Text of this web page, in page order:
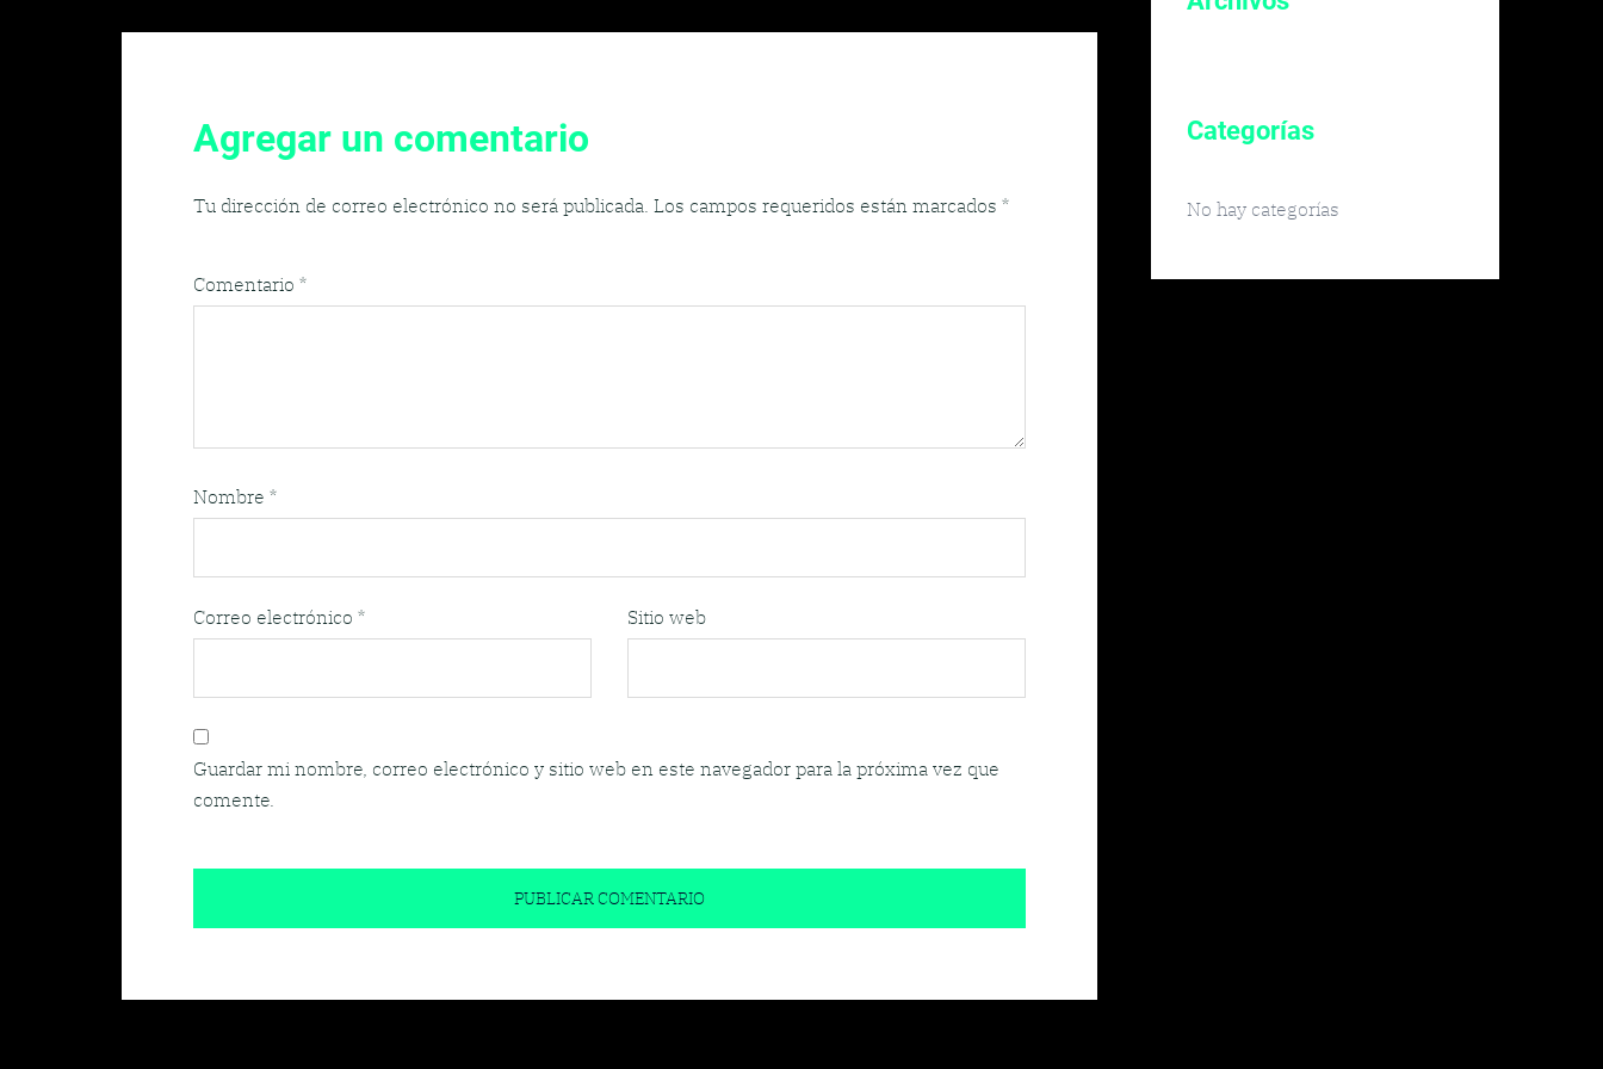
Agregar un comentario
Tu dirección de correo electrónico no será publicada. Los campos requeridos están marcados *
Comentario *
Nombre *
Correo electrónico * Sitio web
Guardar mi nombre, correo electrónico y sitio web en este navegador para la próxima vez que
comente.
Categorías
No hay categorías